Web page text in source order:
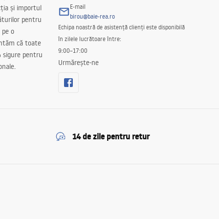
și importul
pentru
pe o
că toate
sigure pentru
E-mail
birou@baie-rea.ro
Echipa noastră de asistență clienți este disponibilă
în zilele lucrătoare între:
9:00–17:00
Urmărește-ne
14 de zile pentru retur